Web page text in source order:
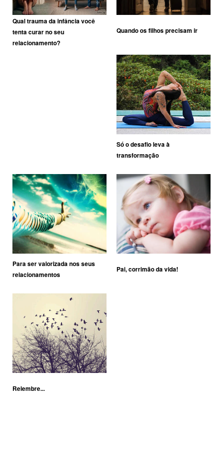
Qual trauma da infância você
tenta curar no seu
relacionamento?
Quando os filhos precisam ir
Só o desafio leva à
transformação
Para ser valorizada nos seus
relacionamentos
Pai, corrimão da vida!
Relembre...